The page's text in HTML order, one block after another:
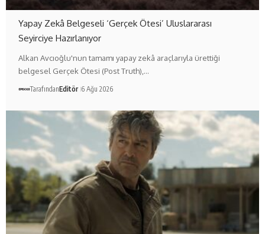
Yapay Zekâ Belgeseli ‘Gerçek Ötesi’ Uluslararası
Seyirciye Hazırlanıyor
Alkan Avcıoğlu'nun tamamı yapay zekâ araçlarıyla ürettiği
belgesel Gerçek Ötesi (Post Truth),…
TarafındanEditör 6 Ağu 2026